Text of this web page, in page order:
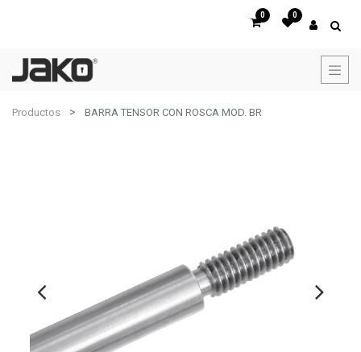
0 0
Productos BARRA TENSOR CON ROSCA MOD. BR